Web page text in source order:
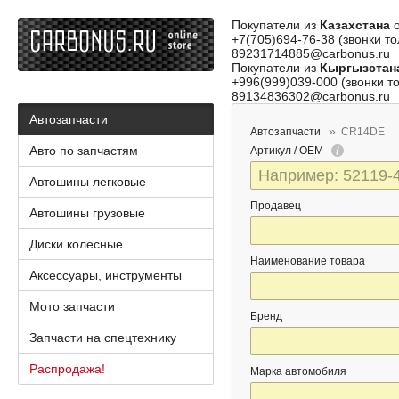
Покупатели из Казахстана
+7(705)694-76-38 (звонки
89231714885@carbonus.ru
Покупатели из
+996(999)039-000 (звонки
89134836302@carbonus.ru
Автозапчасти
CR14DE
Артикул / OEM
Продавец
Наименование товара
Бренд
Марка автомобиля
Автозапчасти
Авто по запчастям
Автошины легковые
Автошины грузовые
Диски колесные
Аксессуары, инструменты
Мото запчасти
Запчасти на спецтехнику
Распродажа!